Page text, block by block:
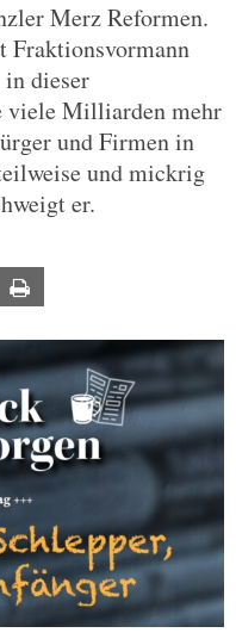
Merz Reformen.
Fraktionsvormann
in dieser
viele Milliarden mehr
und Firmen in
und mickrig
er.